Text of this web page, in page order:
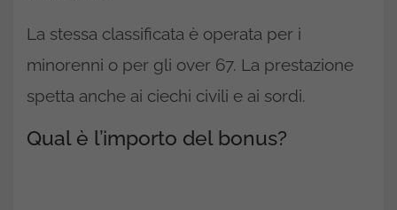
La stessa classificata è operata per i
minorenni o per gli over 67. La prestazione
spetta anche ai ciechi civili e ai sordi.
Qual è l’importo del bonus?